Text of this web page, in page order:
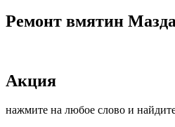
Ремонт вмятин Мазда
Акция
нажмите на любое слово и